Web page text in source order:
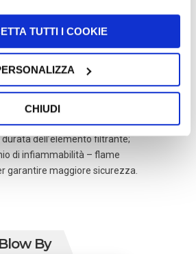
TUTTI I COOKIE
CHIUDI
delle particelle più piccole, che
nel pre-filtro e nel
, un media filtrante
arricchito con additivi che
del filtro e
dell’elemento filtrante;
di infiammabilità – flame
garantire maggiore sicurezza.
By